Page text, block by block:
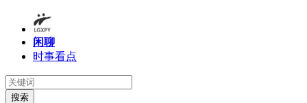
闲聊
时事看点
搜索